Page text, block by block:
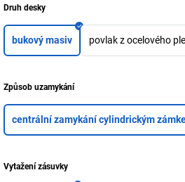
Druh desky
bukový masiv povlak z ocelového
Způsob uzamykání
centrální zamykání cylindrickým
Vytažení zásuvky